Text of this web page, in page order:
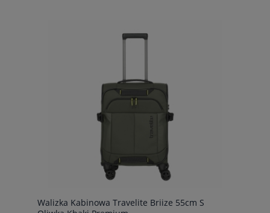
Walizka Kabinowa Travelite Briize 55cm S